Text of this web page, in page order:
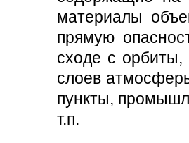
материалы
прямую
сходе с орбиты,
слоев
пункты,
т.п.